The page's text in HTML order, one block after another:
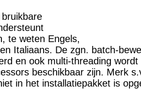
te weten Engels,
Italiaans. De zgn. batch-
en ook multi-threading
beschikbaar zijn. Merk
in het installatiepakket is